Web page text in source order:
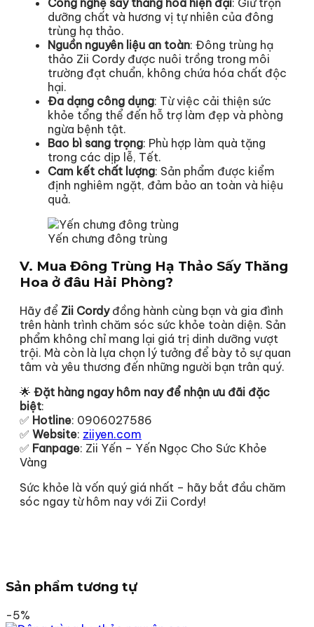
dưỡng chất và hương vị tự nhiên của đông
trùng hạ thảo.
Nguồn nguyên liệu an toàn: Đông trùng hạ
thảo Zii Cordy được nuôi trồng trong môi
trường đạt chuẩn, không chứa hóa chất độc
hại.
Đa dạng công dụng: Từ việc cải thiện sức
khỏe tổng thể đến hỗ trợ làm đẹp và phòng
ngừa bệnh tật.
Bao bì sang trọng: Phù hợp làm quà tặng
trong các dịp lễ, Tết.
Cam kết chất lượng: Sản phẩm được kiểm
định nghiêm ngặt, đảm bảo an toàn và hiệu
quả.
Yến chưng đông trùng
V. Mua Đông Trùng Hạ Thảo Sấy Thăng
Hoa ở đâu Hải Phòng?
Hãy để Zii Cordy đồng hành cùng bạn và gia đình
trên hành trình chăm sóc sức khỏe toàn diện. Sản
phẩm không chỉ mang lại giá trị dinh dưỡng vượt
trội. Mà còn là lựa chọn lý tưởng để bày tỏ sự quan
tâm và yêu thương đến những người bạn trân quý.
🌟 Đặt hàng ngay hôm nay để nhận ưu đãi đặc
biệt:
✅ Hotline: 0906027586
✅ Website: ziiyen.com
✅ Fanpage: Zii Yến – Yến Ngọc Cho Sức Khỏe
Vàng
Sức khỏe là vốn quý giá nhất – hãy bắt đầu chăm
sóc ngay từ hôm nay với Zii Cordy!
Sản phẩm tương tự
-5%